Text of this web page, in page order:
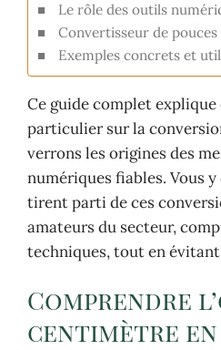
Le rôle des outils
Convertisseur de
Exemples concrets et
Ce guide complet
particulier sur la
verrons les origines des
numériques fiables. Vous
tirent parti de ces
amateurs du secteur,
techniques, tout en
Comprendre
centimètre